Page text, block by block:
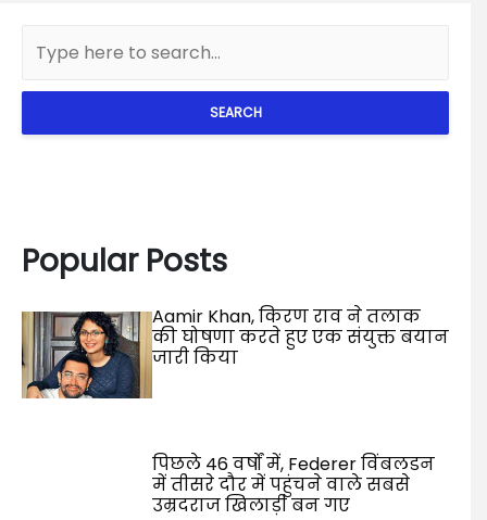
SEARCH
Popular Posts
Aamir Khan, किरण राव ने तलाक
की घोषणा करते हुए एक संयुक्त बयान
जारी किया
पिछले 46 वर्षों में, Federer विंबलडन
में तीसरे दौर में पहुंचने वाले सबसे
उम्रदराज खिलाड़ी बन गए